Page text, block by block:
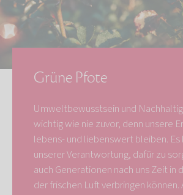
Grüne Pfote
Umweltbewusstsein und
wichtig wie nie zuvor, denn unsere
lebens- und liebenswert bleiben. Es
unserer Verantwortung, dafür zu
auch Generationen nach uns Zeit in
der frischen Luft verbringen können.